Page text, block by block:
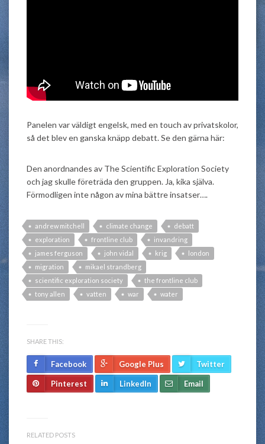
Panelen var väldigt engelsk, med en touch av privatskolor,
så det blev en ganska knäpp debatt. Se den gärna här:
Den anordnandes av The Scientific Exploration Society
och jag skulle företräda den gruppen. Ja, kika själva.
Förmodligen inte någon av mina bättre insatser….
andrew mitchell climate change
debatt
exploration
frontline club
invandring
james ferguson
john vidal krig
london
migration
mikael strandberg
scientific exploration society
the frontline club
tony allen
vatten war water
SHARE THIS:
Facebook Google Plus Twitter
Pinterest LinkedIn Email
RELATED POSTS